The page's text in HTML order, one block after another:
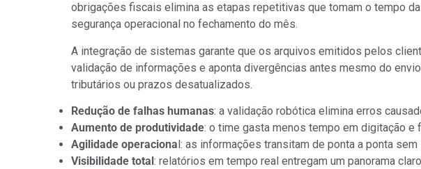
obrigações fiscais elimina as etapas repetitivas que tomam o tempo
segurança operacional no fechamento do mês.
A integração de sistemas garante que os arquivos emitidos pelos
validação de informações e aponta divergências antes mesmo do
tributários ou prazos desatualizados.
Redução de falhas humanas: a validação robótica elimina erros
Aumento de produtividade: o time gasta menos tempo em digitação
Agilidade operacional: as informações transitam de ponta a ponta
Visibilidade total: relatórios em tempo real entregam um panorama